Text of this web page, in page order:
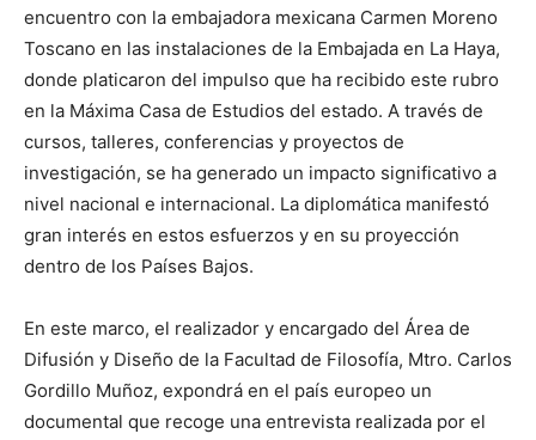
encuentro con la embajadora mexicana Carmen Moreno
Toscano en las instalaciones de la Embajada en La Haya,
donde platicaron del impulso que ha recibido este rubro
en la Máxima Casa de Estudios del estado. A través de
cursos, talleres, conferencias y proyectos de
investigación, se ha generado un impacto significativo a
nivel nacional e internacional. La diplomática manifestó
gran interés en estos esfuerzos y en su proyección
dentro de los Países Bajos.
En este marco, el realizador y encargado del Área de
Difusión y Diseño de la Facultad de Filosofía, Mtro. Carlos
Gordillo Muñoz, expondrá en el país europeo un
documental que recoge una entrevista realizada por el